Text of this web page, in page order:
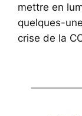
mettre en
quelques-
crise de la